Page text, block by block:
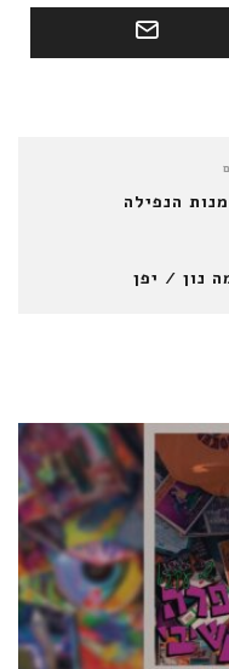
הנפילה
נון / יפן